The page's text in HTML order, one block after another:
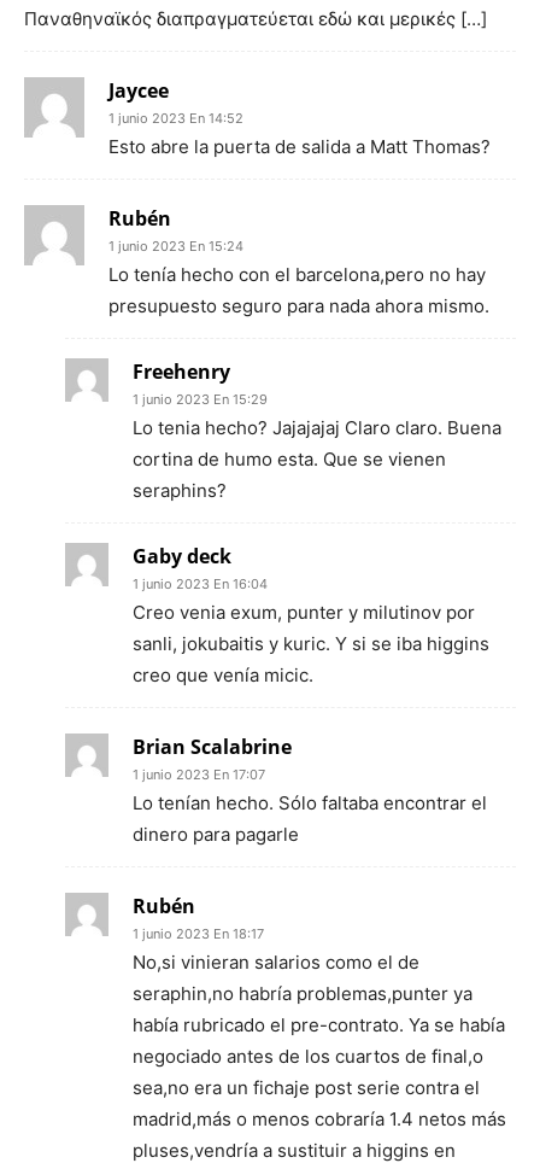
Παναθηναϊκός διαπραγματεύεται εδώ και μερικές […]
Jaycee
1 junio 2023 En 14:52
Esto abre la puerta de salida a Matt Thomas?
Rubén
1 junio 2023 En 15:24
Lo tenía hecho con el barcelona,pero no hay
presupuesto seguro para nada ahora mismo.
Freehenry
1 junio 2023 En 15:29
Lo tenia hecho? Jajajajaj Claro claro. Buena
cortina de humo esta. Que se vienen
seraphins?
Gaby deck
1 junio 2023 En 16:04
Creo venia exum, punter y milutinov por
sanli, jokubaitis y kuric. Y si se iba higgins
creo que venía micic.
Brian Scalabrine
1 junio 2023 En 17:07
Lo tenían hecho. Sólo faltaba encontrar el
dinero para pagarle
Rubén
1 junio 2023 En 18:17
No,si vinieran salarios como el de
seraphin,no habría problemas,punter ya
había rubricado el pre-contrato. Ya se había
negociado antes de los cuartos de final,o
sea,no era un fichaje post serie contra el
madrid,más o menos cobraría 1.4 netos más
pluses,vendría a sustituir a higgins en